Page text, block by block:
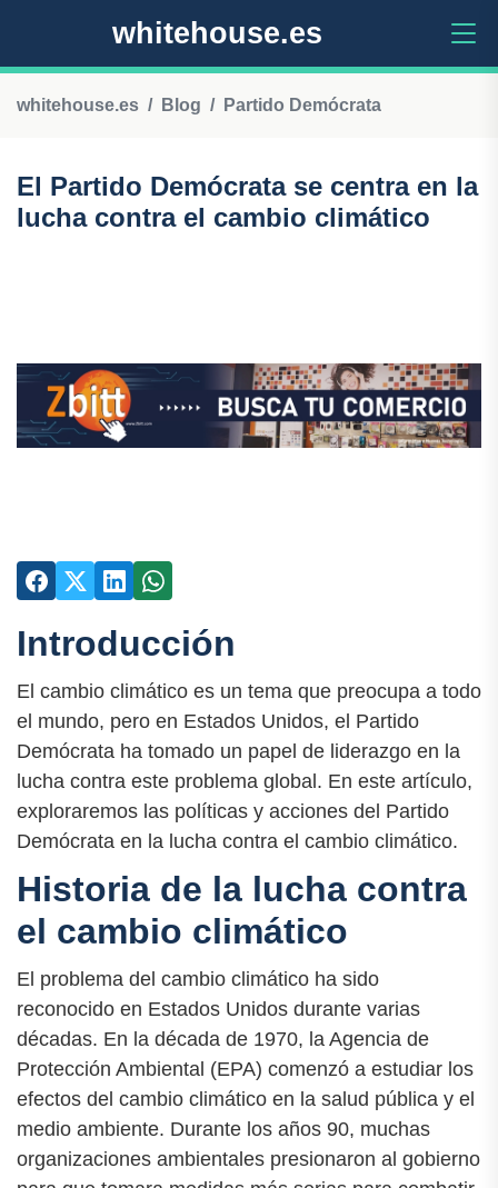
whitehouse.es
whitehouse.es Blog Partido Demócrata
El Partido Demócrata se centra en la
lucha contra el cambio climático
Introducción
El cambio climático es un tema que preocupa a todo
el mundo, pero en Estados Unidos, el Partido
Demócrata ha tomado un papel de liderazgo en la
lucha contra este problema global. En este artículo,
exploraremos las políticas y acciones del Partido
Demócrata en la lucha contra el cambio climático.
Historia de la lucha contra
el cambio climático
El problema del cambio climático ha sido
reconocido en Estados Unidos durante varias
décadas. En la década de 1970, la Agencia de
Protección Ambiental (EPA) comenzó a estudiar los
efectos del cambio climático en la salud pública y el
medio ambiente. Durante los años 90, muchas
organizaciones ambientales presionaron al gobierno